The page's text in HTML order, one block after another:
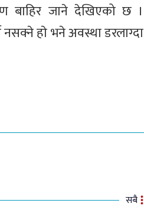
बाहिर जाने देखिएको छ ।
हाे भने अवस्था डरलाग्दा
सबै